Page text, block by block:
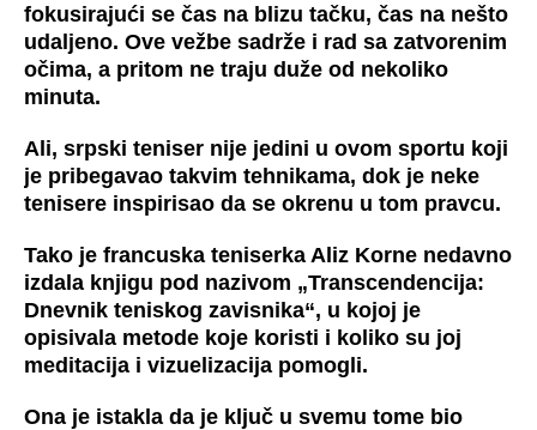
fokusirajući se čas na blizu tačku, čas na nešto
udaljeno. Ove vežbe sadrže i rad sa zatvorenim
očima, a pritom ne traju duže od nekoliko
minuta.
Ali, srpski teniser nije jedini u ovom sportu koji
je pribegavao takvim tehnikama, dok je neke
tenisere inspirisao da se okrenu u tom pravcu.
Tako je francuska teniserka Aliz Korne nedavno
izdala knjigu pod nazivom „Transcendencija:
Dnevnik teniskog zavisnika“, u kojoj je
opisivala metode koje koristi i koliko su joj
meditacija i vizuelizacija pomogli.
Ona je istakla da je ključ u svemu tome bio